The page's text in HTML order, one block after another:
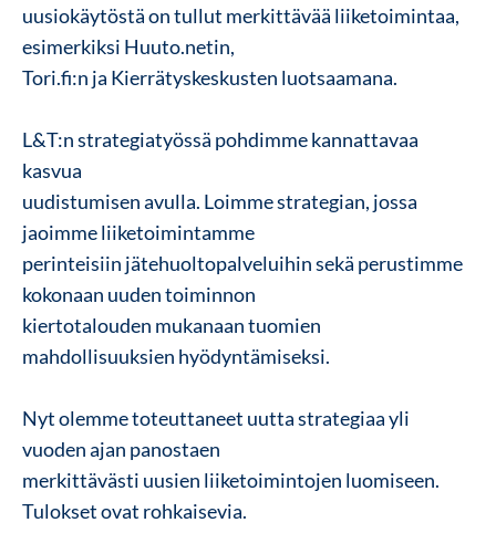
uusiokäytöstä on tullut merkittävää liiketoimintaa,
esimerkiksi Huuto.netin,
Tori.fi:n ja Kierrätyskeskusten luotsaamana.
L&T:n strategiatyössä pohdimme kannattavaa
kasvua
uudistumisen avulla. Loimme strategian, jossa
jaoimme liiketoimintamme
perinteisiin jätehuoltopalveluihin sekä perustimme
kokonaan uuden toiminnon
kiertotalouden mukanaan tuomien
mahdollisuuksien hyödyntämiseksi.
Nyt olemme toteuttaneet uutta strategiaa yli
vuoden ajan panostaen
merkittävästi uusien liiketoimintojen luomiseen.
Tulokset ovat rohkaisevia.